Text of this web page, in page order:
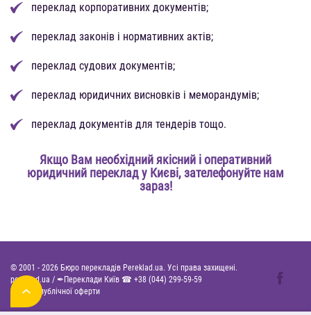
переклад корпоративних документів;
переклад законів і нормативних актів;
переклад судових документів;
переклад юридичних висновків і меморандумів;
переклад документів для тендерів тощо.
Якщо Вам необхідний якісний і оперативний
юридичний переклад у Києві, зателефонуйте нам
зараз!
© 2001 - 2026 Бюро перекладів Pereklad.ua. Усі права захищені.
pereklad.ua / ✒Переклади Київ ☎ +38 (044) 299-59-59
Договір публічної оферти